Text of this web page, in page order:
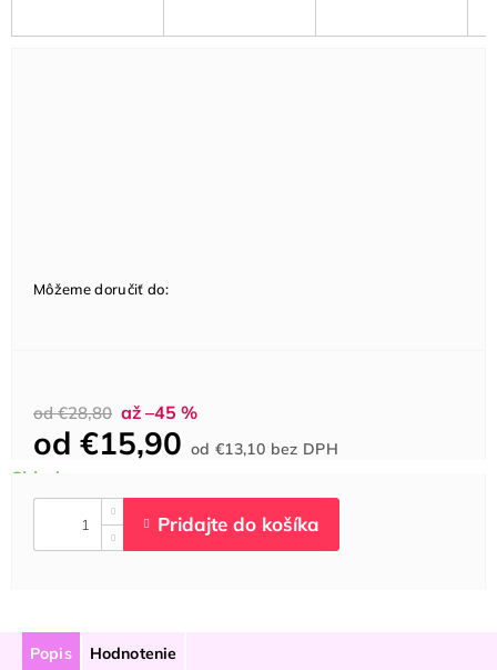
od €28,80 až –45 %
od €15,90 od€13,10 bez DPHcena:
Môžeme doručiť do:
Popis Hodnotenie